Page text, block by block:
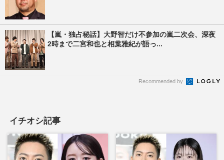
【嵐・独占秘話】大野智だけ不参加の嵐二次会、深夜
2時まで二宮和也と相葉雅紀が語っ...
Recommended by
イチオシ記事